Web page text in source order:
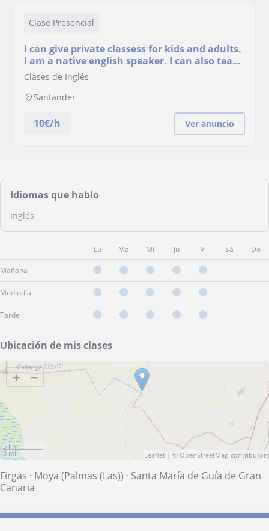
Clase Presencial
I can give private classess for kids and adults.
I am a native english speaker. I can also teach
partime at school
Clases de Inglés
Santander
10€/h Ver anuncio
Idiomas que hablo
Inglés
Lu Ma Mi Ju Vi Sá Do
Mañana
Mediodía
Tarde
Ubicación de mis clases
+ −
5 km
3 mi
Leaflet | © OpenStreetMap contributors
Firgas · Moya (Palmas (Las)) · Santa María de Guía de Gran
Canaria